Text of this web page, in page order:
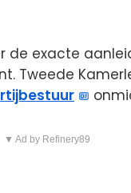
de exacte
Tweede
▼ Ad by Refinery89